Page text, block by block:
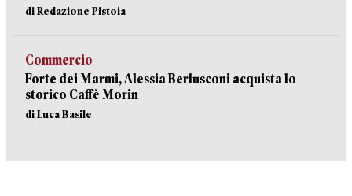
di Redazione Pistoia
Commercio
Forte dei Marmi, Alessia Berlusconi acquista lo
storico Caffè Morin
di Luca Basile